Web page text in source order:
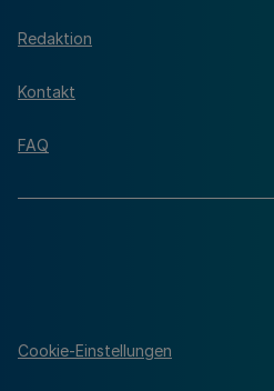
Redaktion
Kontakt
FAQ
Cookie-Einstellungen